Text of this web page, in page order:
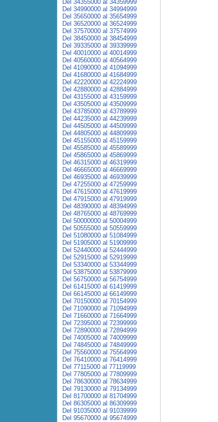
Del 34355000 al 34359999
Del 34990000 al 34994999
Del 35650000 al 35654999
Del 36520000 al 36524999
Del 37570000 al 37574999
Del 38450000 al 38454999
Del 39335000 al 39339999
Del 40010000 al 40014999
Del 40560000 al 40564999
Del 41090000 al 41094999
Del 41680000 al 41684999
Del 42220000 al 42224999
Del 42880000 al 42884999
Del 43155000 al 43159999
Del 43505000 al 43509999
Del 43785000 al 43789999
Del 44235000 al 44239999
Del 44505000 al 44509999
Del 44805000 al 44809999
Del 45155000 al 45159999
Del 45585000 al 45589999
Del 45865000 al 45869999
Del 46315000 al 46319999
Del 46665000 al 46669999
Del 46935000 al 46939999
Del 47255000 al 47259999
Del 47615000 al 47619999
Del 47915000 al 47919999
Del 48390000 al 48394999
Del 48765000 al 48769999
Del 50000000 al 50004999
Del 50555000 al 50559999
Del 51080000 al 51084999
Del 51905000 al 51909999
Del 52440000 al 52444999
Del 52915000 al 52919999
Del 53340000 al 53344999
Del 53875000 al 53879999
Del 56750000 al 56754999
Del 61415000 al 61419999
Del 66145000 al 66149999
Del 70150000 al 70154999
Del 71090000 al 71094999
Del 71660000 al 71664999
Del 72395000 al 72399999
Del 72890000 al 72894999
Del 74005000 al 74009999
Del 74845000 al 74849999
Del 75560000 al 75564999
Del 76410000 al 76414999
Del 77115000 al 77119999
Del 77805000 al 77809999
Del 78630000 al 78634999
Del 79130000 al 79134999
Del 81700000 al 81704999
Del 86305000 al 86309999
Del 91035000 al 91039999
Del 95670000 al 95674999